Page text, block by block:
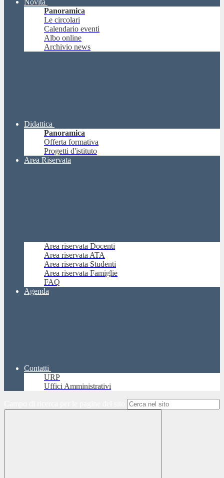
Novità
Panoramica
Le circolari
Calendario eventi
Albo online
Archivio news
Didattica
Panoramica
Offerta formativa
Progetti d'istituto
Area Riservata
Area riservata Docenti
Area riservata ATA
Area riservata Studenti
Area riservata Famiglie
FAQ
Agenda
Contatti
URP
Uffici Amministrativi